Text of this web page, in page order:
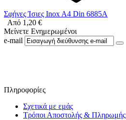
Σφήνες Ίσιες Inox A4 Din 6885A
Από 1,20 €
Μείνετε Ενημερωμένοι
e-mail
Πληροφορίες
Σχετικά με εμάς
Τρόποι Αποστολής & Πληρωμής